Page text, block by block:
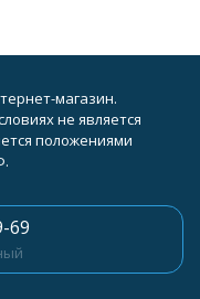
магазин.
не является
положениями
69